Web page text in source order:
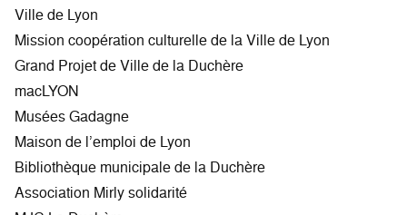
Ville de Lyon
Mission coopération culturelle de la Ville de Lyon
Grand Projet de Ville de la Duchère
macLYON
Musées Gadagne
Maison de l’emploi de Lyon
Bibliothèque municipale de la Duchère
Association Mirly solidarité